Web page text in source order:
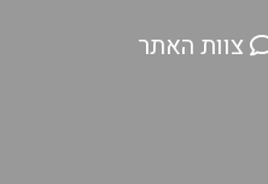
צוות האתר